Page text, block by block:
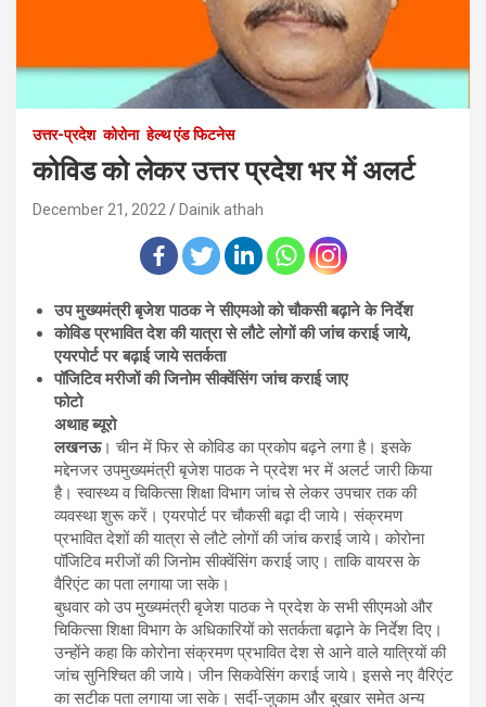
उत्तर-प्रदेश कोरोना हेल्थ एंड फिटनेस
कोविड को लेकर उत्तर प्रदेश भर में अलर्ट
December 21, 2022 Dainik athah
उप मुख्यमंत्री बृजेश पाठक ने सीएमओ को चौकसी बढ़ाने के निर्देश
कोविड प्रभावित देश की यात्रा से लौटे लोगों की जांच कराई जाये,
एयरपोर्ट पर बढ़ाई जाये सतर्कता
पॉजिटिव मरीजों की जिनोम सीक्वेंसिंग जांच कराई जाए
फोटो
अथाह ब्यूरो
लखनऊ। चीन में फिर से कोविड का प्रकोप बढ़ने लगा है। इसके
मद्देनजर उपमुख्यमंत्री बृजेश पाठक ने प्रदेश भर में अलर्ट जारी किया
है। स्वास्थ्य व चिकित्सा शिक्षा विभाग जांच से लेकर उपचार तक की
व्यवस्था शुरू करें। एयरपोर्ट पर चौकसी बढ़ा दी जाये। संक्रमण
प्रभावित देशों की यात्रा से लौटे लोगों की जांच कराई जाये। कोरोना
पॉजिटिव मरीजों की जिनोम सीक्वेंसिंग कराई जाए। ताकि वायरस के
वैरिएंट का पता लगाया जा सके।
बुधवार को उप मुख्यमंत्री बृजेश पाठक ने प्रदेश के सभी सीएमओ और
चिकित्सा शिक्षा विभाग के अधिकारियों को सतर्कता बढ़ाने के निर्देश दिए।
उन्होंने कहा कि कोरोना संक्रमण प्रभावित देश से आने वाले यात्रियों की
जांच सुनिश्चित की जाये। जीन सिकवेसिंग कराई जाये। इससे नए वैरिएंट
का सटीक पता लगाया जा सके। सर्दी-जुकाम और बुखार समेत अन्य